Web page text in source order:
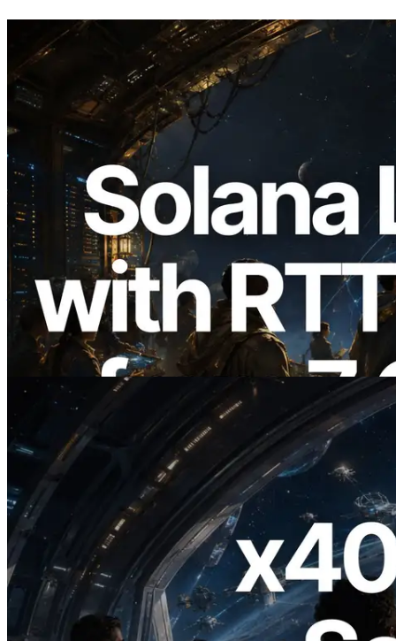
2026.08.05
ERPC 扩展 Solana Leader Slot API：新
增全球 7 个区域的 Ping 测量，Validators
Information API 同步上线
阅读此文章
2026.07.04
ERPC 发布支持 x402 支付的 Solana RPC